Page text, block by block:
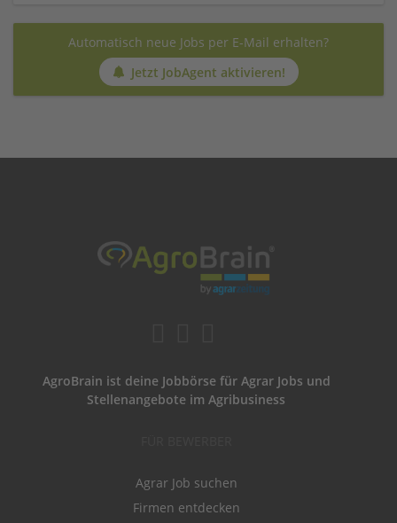
Automatisch neue Jobs per E-Mail erhalten?
Jetzt JobAgent aktivieren!
AgroBrain ist deine Jobbörse für Agrar Jobs und
Stellenangebote im Agribusiness
Agrar Job suchen
Firmen entdecken